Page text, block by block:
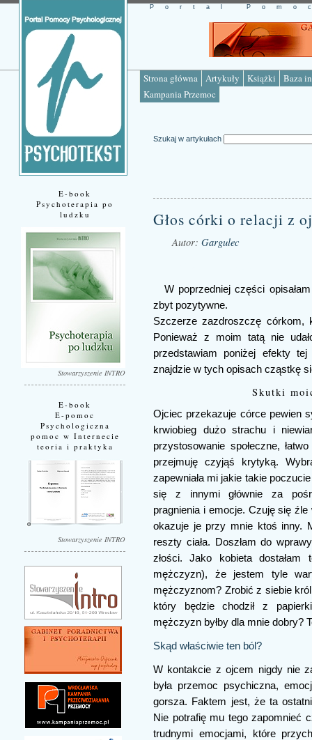
Strona główna Artykuły Książki
Baza
Kampania Przemoc
Portal
E-book
Psychoterapia po
ludzku
Stowarzyszenie INTRO
E-book
E-pomoc
Psychologiczna
pomoc w Internecie
teoria i praktyka
Stowarzyszenie INTRO
Szukaj w artykułach
Głos córki o relacji z
Autor: Gargulec
W poprzedniej części
zbyt pozytywne.
Szczerze zazdroszczę córkom,
Ponieważ z moim tatą nie
przedstawiam poniżej efekty
znajdzie w tych opisach cząstkę
Skutki
Ojciec przekazuje córce pewien
krwiobieg dużo strachu i
przystosowanie społeczne,
przejmuję czyjąś krytyką.
zapewniała mi jakie takie
się z innymi głównie za
pragnienia i emocje. Czuję się
okazuje je przy mnie ktoś inny.
reszty ciała. Doszłam do
złości. Jako kobieta
mężczyzn), że jestem tyle
mężczyznom? Zrobić z siebie
który będzie chodził z
mężczyzn byłby dla mnie dobry?
Skąd właściwie ten ból?
W kontakcie z ojcem nigdy nie
była przemoc psychiczna,
gorsza. Faktem jest, że ta
Nie potrafię mu tego zapomnieć
trudnymi emocjami, które